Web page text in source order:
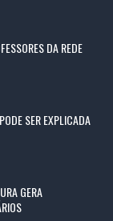
DA REDE
SER EXPLICADA
GERA